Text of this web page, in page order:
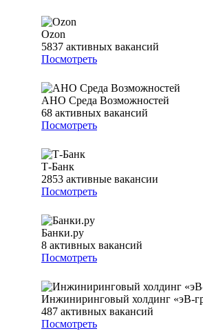
Ozon
5837 активных вакансий
Посмотреть
АНО Среда Возможностей
68 активных вакансий
Посмотреть
Т-Банк
2853 активные вакансии
Посмотреть
Банки.ру
8 активных вакансий
Посмотреть
Инжиниринговый холдинг «эВ-
487 активных вакансий
Посмотреть